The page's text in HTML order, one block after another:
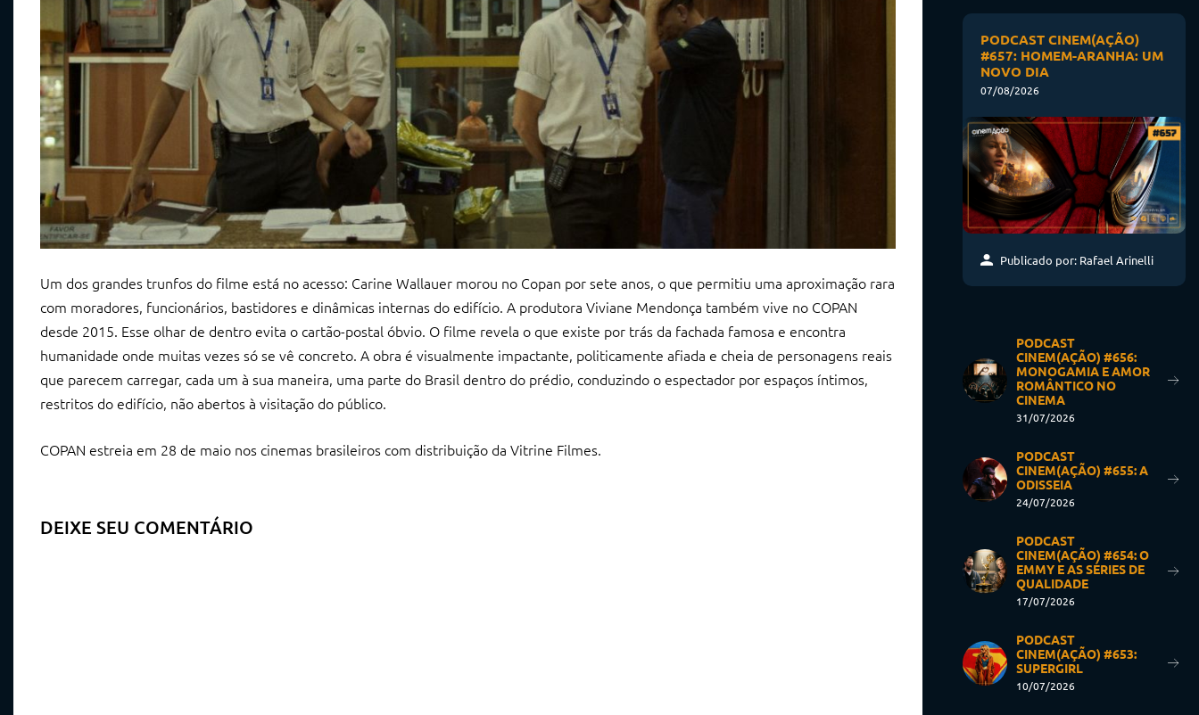
Um dos grandes trunfos do filme está no acesso: Carine Wallauer morou no Copan por sete anos, o que permitiu uma aproximação rara
com moradores, funcionários, bastidores e dinâmicas internas do edifício. A produtora Viviane Mendonça também vive no COPAN
desde 2015. Esse olhar de dentro evita o cartão-postal óbvio. O filme revela o que existe por trás da fachada famosa e encontra
humanidade onde muitas vezes só se vê concreto. A obra é visualmente impactante, politicamente afiada e cheia de personagens reais
que parecem carregar, cada um à sua maneira, uma parte do Brasil dentro do prédio, conduzindo o espectador por espaços íntimos,
restritos do edifício, não abertos à visitação do público.
COPAN estreia em 28 de maio nos cinemas brasileiros com distribuição da Vitrine Filmes.
DEIXE SEU COMENTÁRIO
PODCAST CINEM(AÇÃO)
#657: HOMEM-ARANHA: UM
NOVO DIA
07/08/2026
Publicado por: Rafael Arinelli
PODCAST
CINEM(AÇÃO) #656:
MONOGAMIA E AMOR
ROMÂNTICO NO
CINEMA
31/07/2026
PODCAST
CINEM(AÇÃO) #655: A
ODISSEIA
24/07/2026
PODCAST
CINEM(AÇÃO) #654: O
EMMY E AS SÉRIES DE
QUALIDADE
17/07/2026
PODCAST
CINEM(AÇÃO) #653:
SUPERGIRL
10/07/2026